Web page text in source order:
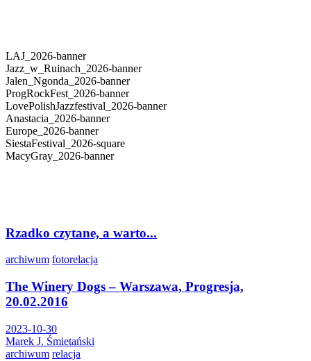
LAJ_2026-banner
Jazz_w_Ruinach_2026-banner
Jalen_Ngonda_2026-banner
ProgRockFest_2026-banner
LovePolishJazzfestival_2026-banner
Anastacia_2026-banner
Europe_2026-banner
SiestaFestival_2026-square
MacyGray_2026-banner
Rzadko czytane, a warto...
archiwum fotorelacja
The Winery Dogs – Warszawa, Progresja,
20.02.2016
2023-10-30
Marek J. Śmietański
archiwum relacja